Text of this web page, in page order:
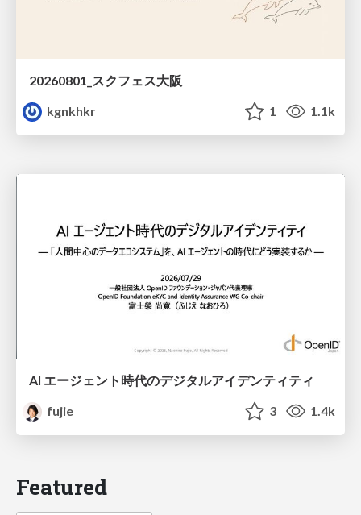
20260801_スクフェス大阪
kgnkhkr
1 1.1k
AI エージェント時代のデジタルアイデンティティ
fujie
3 1.4k
Featured